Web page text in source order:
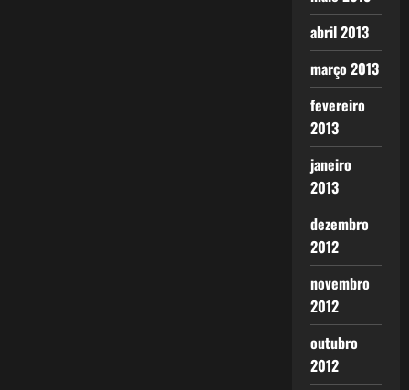
abril 2013
março 2013
fevereiro
2013
janeiro
2013
dezembro
2012
novembro
2012
outubro
2012